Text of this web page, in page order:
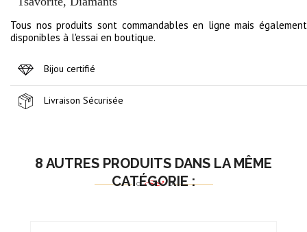
Tous nos produits sont commandables en ligne mais également
disponibles à l'essai en boutique.
Bijou certifié
Livraison Sécurisée
8 AUTRES PRODUITS DANS LA MÊME
CATÉGORIE :